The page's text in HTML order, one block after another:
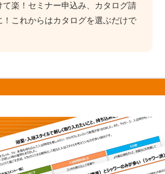
て楽！セミナー申込み、カタログ請
これからはカタログを選ぶだけで